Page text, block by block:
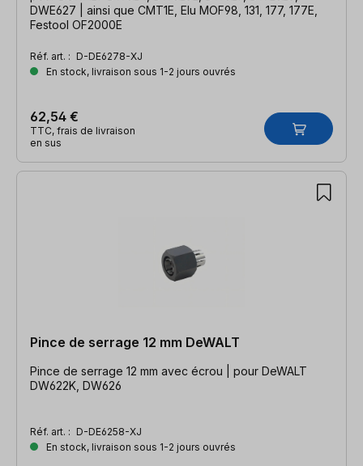
DWE627 | ainsi que CMT1E, Elu MOF98, 131, 177, 177E,
Festool OF2000E
Réf. art. : D-DE6278-XJ
En stock, livraison sous 1-2 jours ouvrés
62,54 €
TTC, frais de livraison
en sus
Pince de serrage 12 mm DeWALT
Pince de serrage 12 mm avec écrou | pour DeWALT
DW622K, DW626
Réf. art. : D-DE6258-XJ
En stock, livraison sous 1-2 jours ouvrés